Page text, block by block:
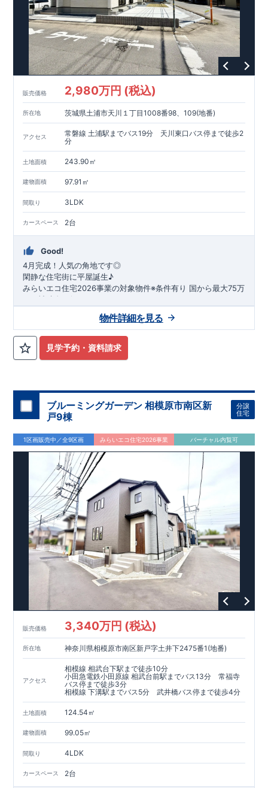
販売価格 2,980万円 (税込)
所在地 茨城県土浦市天川１丁目1008番98、109(地番)
アクセス
常磐線 土浦駅までバス19分 天川東口バス停まで徒歩2
分
土地面積 243.90㎡
建物面積 97.91㎡
間取り 3LDK
カースペース 2台
Good!
4月完成！人気の角地です◎
閑静な住宅街に平屋誕生♪
​みらいエコ住宅2026事業の対象物件※条件有り 国から最大75万
円の補助金が得られます！
数料が差し引かれます。
​・玄関から直接洗面所・浴室
きる動線の為、
外から帰ってきたお子様も
​・
キッチンには 食器洗い機完備
​段差のないシームアンダーボウル仕様でお手入れ簡単◎
​・主寝室には
アクセントクロス使用♪
​↓↓クリックで詳細ご紹介
◆充実のアフターサポート◆
​東栄住宅では、お引き渡し後最大4回の無料点検と、最長60年
間の品質保証を実施。
​お引き渡しからが本当のお付き合いだと考え、アフターサービ
スを外部の業者に委託せず、
​東栄住宅グループ「東栄ホームサービス株式会社」にて責任を
もって対応いたします。
​​↓↓クリックで詳細ご紹介
◆長期優良住宅【済】◆
​当物件は国から定められた7つの技術基準をクリアした認定住
宅！
​住宅ローンの金利優遇、税金面の優遇が得られるなどの、金銭
的メリットが大きいのも魅力です。
​東栄住宅はパワービルダーで所得数No.1です！
​​↓↓クリックで詳細ご紹介
​◆耐震＋制震。東栄セーフティーダンパー
​大きな揺れから家を守るだけではなく揺れそのものを軽減
​建築基準法に定められた、「数百年に一度発生する地震に対し
て、倒壊、崩壊しない」
​という基準から、さらに1.5倍の耐震力を達成しています。
注文住宅のような個性あふれる間取り、
​住宅品質を担保しながらも
ーミングガーデンの魅力です。
「ここまでやってこの価格」
見学予約・資料請求
物件詳細を見る
ブルーミングガーデン 相模原市南区新
戸9棟
分譲
住宅
1区画販売中／全9区画 みらいエコ住宅2026事業 バーチャル内覧可
販売価格 3,340万円 (税込)
所在地 神奈川県相模原市南区新戸字土井下2475番1(地番)
アクセス
相模線 相武台下駅まで徒歩10分
小田急電鉄小田原線 相武台前駅までバス13分 常福寺
バス停まで徒歩3分
相模線 下溝駅までバス5分 武井橋バス停まで徒歩4分
土地面積 124.54㎡
建物面積 99.05㎡
間取り 4LDK
カースペース 2台